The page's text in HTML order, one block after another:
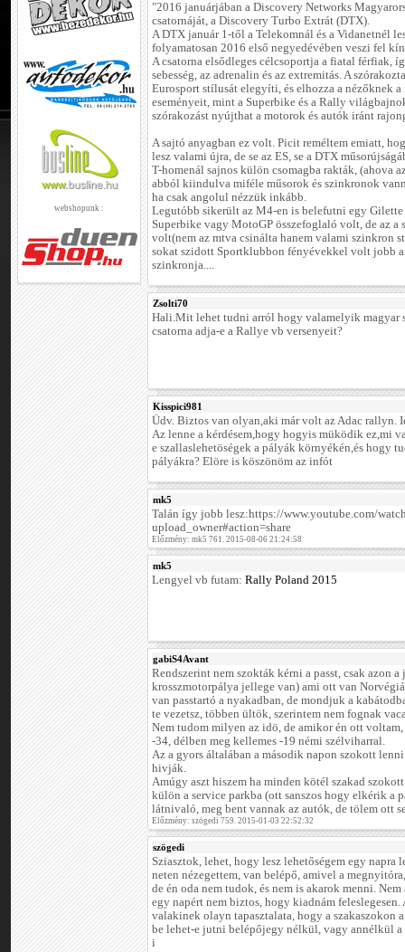
webshopunk :
"2016 januárjában a Discovery Networks
csatornáját, a Discovery Turbo Extrát (DTX).
A DTX január 1-től a Telekomnál és a Vidanetnél
folyamatosan 2016 első negyedévében veszi fel
A csatorna elsődleges célcsoportja a fiatal férfiak,
sebesség, az adrenalin és az extremitás. A
Eurosport stílusát elegyíti, és elhozza a nézőknek
eseményeit, mint a Superbike és a Rally
szórakozást nyújthat a motorok és autók iránt
A sajtó anyagban ez volt. Picit reméltem emiatt,
lesz valami újra, de se az ES, se a DTX
T-homenál sajnos külön csomagba rakták, (ahova
abból kiindulva miféle műsorok és szinkronok
ha csak angolul nézzük inkább.
Legutóbb sikerült az M4-en is belefutni egy
Superbike vagy MotoGP összefoglaló volt, de az a
volt(nem az mtva csinálta hanem valami szinkron
sokat szidott Sportklubbon fényévekkel volt jobb
szinkronja....
Zsolti70
Hali.Mit lehet tudni arról hogy valamelyik magyar
csatorna adja-e a Rallye vb versenyeit?
Kisspici981
Üdv. Biztos van olyan,aki már volt az Adac rallyn.
Az lenne a kérdésem,hogy hogyis müködik ez,mi
e szallaslehetöségek a pályák környékén,és hogy
pályákra? Elöre is köszönöm az infót
mk5
Talán így jobb lesz:https://www.youtube.com/
upload_owner#action=share
Előzmény: mk5 761. 2015-08-06 21:24:58
mk5
Lengyel vb futam: Rally Poland 2015
gabiS4Avant
Rendszerint nem szokták kérni a passt, csak azon
krosszmotorpálya jellege van) ami ott van
van passtartó a nyakadban, de mondjuk a
te vezetsz, többen ültök, szerintem nem fognak
Nem tudom milyen az idö, de amikor én ott
-34, délben meg kellemes -19 némi szélviharral.
Az a gyors általában a második napon szokott
hivják.
Amúgy aszt hiszem ha minden kötél szakad
külön a service parkba (ott sanszos hogy elkérik a
látnivaló, meg bent vannak az autók, de tölem ott
Előzmény: szögedi 759. 2015-01-03 22:52:32
szögedi
Sziasztok, lehet, hogy lesz lehetőségem egy napra
neten nézegettem, van belépő, amivel a
de én oda nem tudok, és nem is akarok menni.
egy napért nem biztos, hogy kiadnám
valakinek olayn tapasztalata, hogy a szakaszokon
be lehet-e jutni belépőjegy nélkül, vagy annélkül
i